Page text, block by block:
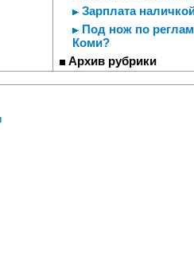
Зарплата
Под нож по
Коми?
Архив рубрики